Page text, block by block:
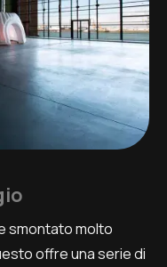
smontato molto
offre una serie di